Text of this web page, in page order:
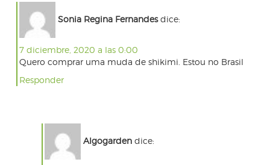
Sonia Regina Fernandes dice:
7 diciembre, 2020 a las 0:00
Quero comprar uma muda de shikimi. Estou no Brasil
Responder
Algogarden dice: